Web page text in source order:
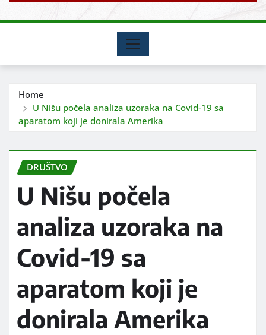
Home
U Nišu počela analiza uzoraka na Covid-19 sa
aparatom koji je donirala Amerika
DRUŠTVO
U Nišu počela
analiza uzoraka na
Covid-19 sa
aparatom koji je
donirala Amerika